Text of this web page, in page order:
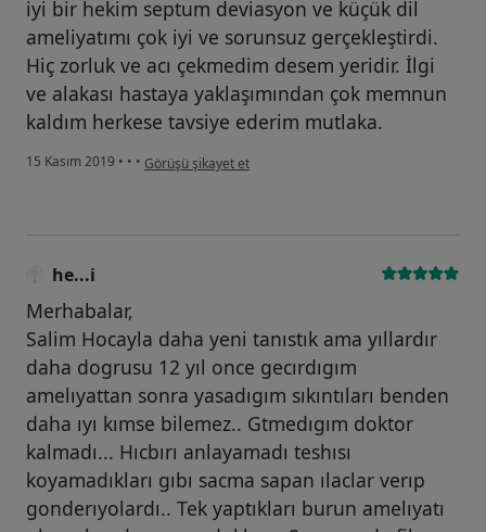
iyi bir hekim septum deviasyon ve küçük dil
ameliyatımı çok iyi ve sorunsuz gerçekleştirdi.
Hiç zorluk ve acı çekmedim desem yeridir. İlgi
ve alakası hastaya yaklaşımından çok memnun
kaldım herkese tavsiye ederim mutlaka.
15 Kasım 2019 • • • kullanıcının görüşüne göre ah....
Görüşü şikayet et
he...i
Merhabalar,
Salim Hocayla daha yeni tanıstık ama yıllardır
daha dogrusu 12 yıl once gecırdıgım
amelıyattan sonra yasadıgım sıkıntıları benden
daha ıyı kımse bilemez.. Gtmedıgım doktor
kalmadı... Hıcbırı anlayamadı teshısı
koyamadıkları gıbı sacma sapan ılaclar verıp
gonderıyolardı.. Tek yaptıkları burun amelıyatı